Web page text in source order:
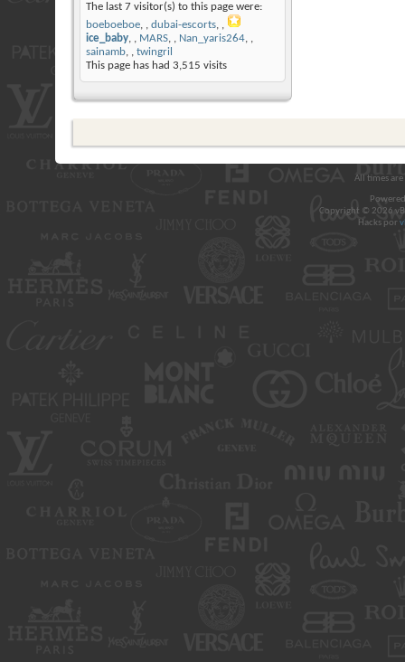
The last 7 visitor(s) to this page were:
boeboeboe, dubai-escorts,
ice_baby, MARS, Nan_yaris264,
sainamb,
twingril
This page has had 3,515 visits
All times
Copyright © 2026
Hacks por